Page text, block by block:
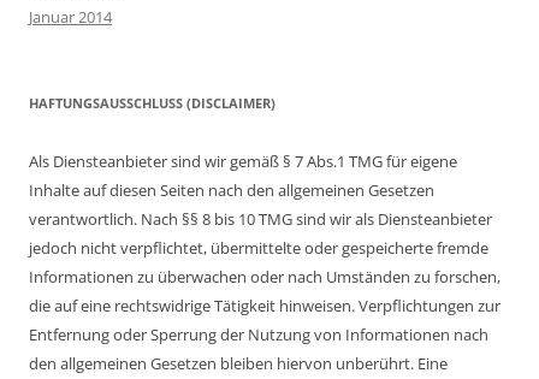
Januar 2014
HAFTUNGSAUSSCHLUSS (DISCLAIMER)
Als Diensteanbieter sind wir gemäß § 7 Abs.1 TMG für eigene
Inhalte auf diesen Seiten nach den allgemeinen Gesetzen
verantwortlich. Nach §§ 8 bis 10 TMG sind wir als Diensteanbieter
jedoch nicht verpflichtet, übermittelte oder gespeicherte fremde
Informationen zu überwachen oder nach Umständen zu forschen,
die auf eine rechtswidrige Tätigkeit hinweisen. Verpflichtungen zur
Entfernung oder Sperrung der Nutzung von Informationen nach
den allgemeinen Gesetzen bleiben hiervon unberührt. Eine